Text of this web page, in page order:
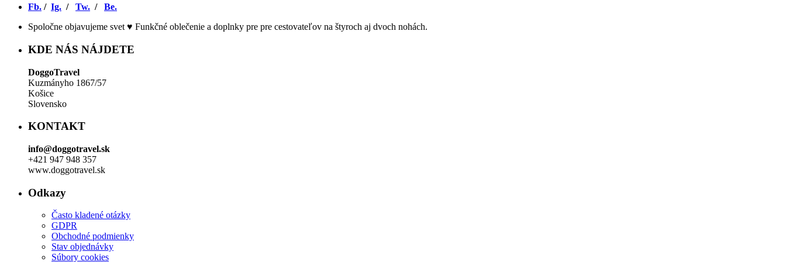
Fb. / Ig. / Tw. / Be.
Spoločne objavujeme svet ♥ Funkčné oblečenie a doplnky pre pre cestovateľov na štyroch aj dvoch nohách.
KDE NÁS NÁJDETE
DoggoTravel
Kuzmányho 1867/57
Košice
Slovensko
KONTAKT
info@doggotravel.sk
+421 947 948 357
www.doggotravel.sk
Odkazy
Často kladené otázky
GDPR
Obchodné podmienky
Stav objednávky
Súbory cookies